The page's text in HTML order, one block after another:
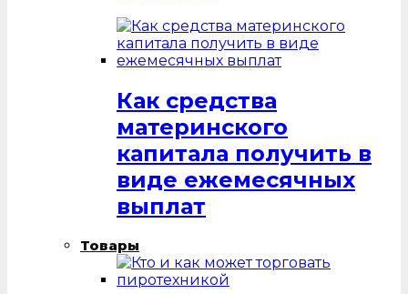
Как средства
материнского
капитала получить в
виде ежемесячных
выплат
Товары